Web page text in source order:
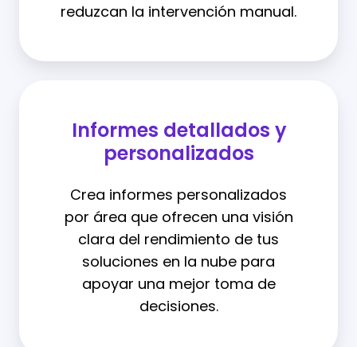
reduzcan la intervención manual.
Informes detallados y
personalizados
Crea informes personalizados
por área que ofrecen una visión
clara del rendimiento de tus
soluciones en la nube para
apoyar una mejor toma de
decisiones.